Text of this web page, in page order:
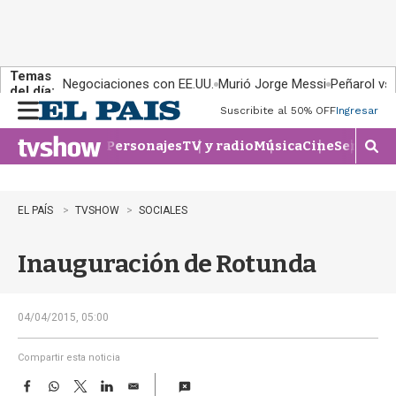
Temas
del día: Negociaciones con EE.UU. Murió Jorge Messi Peñarol
n
u
Suscribite al 50% OFFIngresar
PersonajesTV y radioMúsicaCineSeries
M
o
EL PAÍS TVSHOW SOCIALES
Inauguración de Rotunda
04/04/2015, 05:00
Compartir esta noticia
F
W
T
L
E